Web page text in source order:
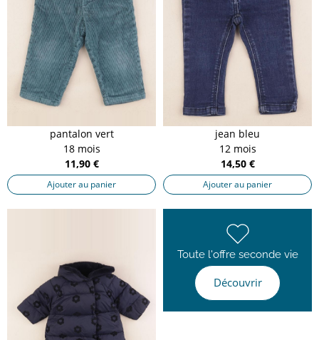
pantalon vert
18 mois
11,90 €
Ajouter au panier
jean bleu
12 mois
14,50 €
Ajouter au panier
Toute l'offre seconde vie
Découvrir